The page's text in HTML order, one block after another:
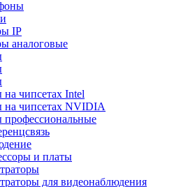
IP
аналоговые
чипсетах Intel
на чипсетах NVIDIA
профессиональные
и платы
для видеонаблюдения